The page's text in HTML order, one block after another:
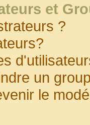
et
?
un
le